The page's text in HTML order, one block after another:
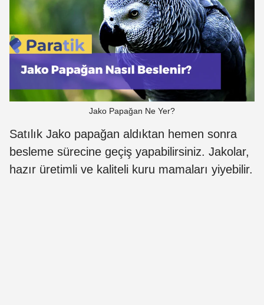
Jako Papağan Ne Yer?
Satılık Jako papağan aldıktan hemen sonra
besleme sürecine geçiş yapabilirsiniz. Jakolar,
hazır üretimli ve kaliteli kuru mamaları yiyebilir.